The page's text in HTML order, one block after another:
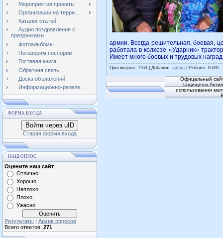
Мероприятия,проекты
Организации на терри...
Каталог статей
Аудио поздравления с
праздниками
Фотоальбомы
Поговорим,поспорим
Гостевая книга
Обратная связь
Доска объявлений
Информационно-развле...
ФОРМА ВХОДА
Войти через uID
Старая форма входа
НАШ ОПРОС
Оцените наш сайт
Отлично
Хорошо
Неплохо
Плохо
Ужасно
Результаты | Архив опросов
Всего ответов: 271
армии. Всегда решительная, боевая,
работала в колхозе «Ударник»
Имеет много боевых и трудовых
Просмотров: 1163 | Добавил: admin Рейтинг: 0.0/0
Офицальный
использовании